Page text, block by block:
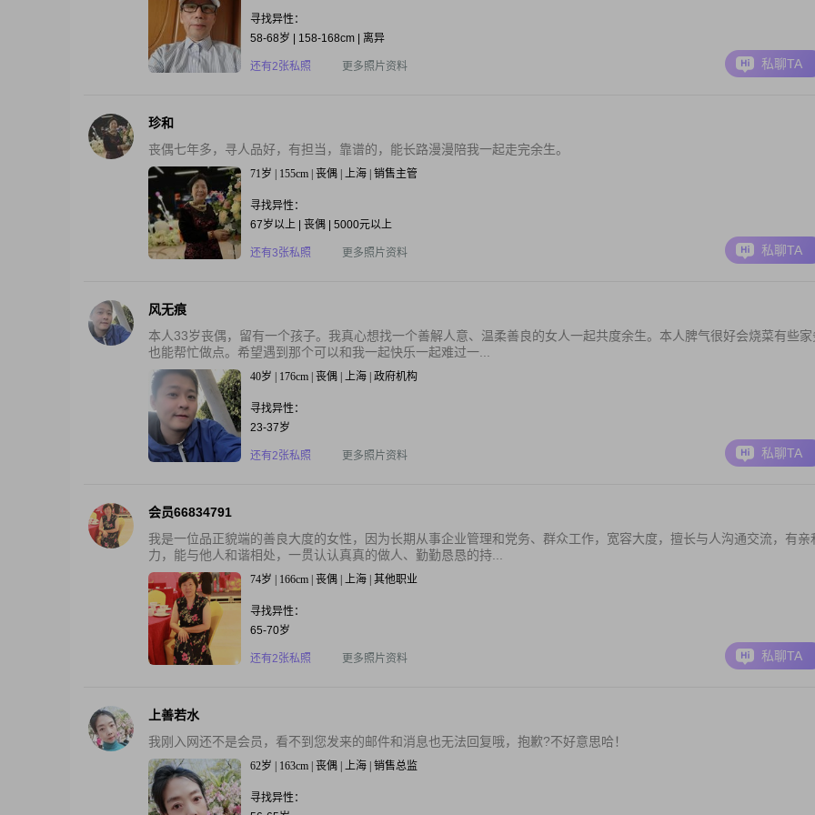
寻找异性：
58-68岁 | 158-168cm | 离异
还有2张私照 更多照片资料 私聊TA
珍和
丧偶七年多，寻人品好，有担当，靠谱的，能长路漫漫陪我一起走完余生。
71岁 | 155cm | 丧偶 | 上海 | 销售主管
寻找异性：
67岁以上 | 丧偶 | 5000元以上
还有3张私照 更多照片资料 私聊TA
风无痕
本人33岁丧偶，留有一个孩子。我真心想找一个善解人意、温柔善良的女人一起共度余生。本人脾气很好会烧菜有些家
也能帮忙做点。希望遇到那个可以和我一起快乐一起难过一...
40岁 | 176cm | 丧偶 | 上海 | 政府机构
寻找异性：
23-37岁
还有2张私照 更多照片资料 私聊TA
会员66834791
我是一位品正貌端的善良大度的女性，因为长期从事企业管理和党务、群众工作，宽容大度，擅长与人沟通交流，有亲
力，能与他人和谐相处，一贯认认真真的做人、勤勤恳恳的持...
74岁 | 166cm | 丧偶 | 上海 | 其他职业
寻找异性：
65-70岁
还有2张私照 更多照片资料 私聊TA
上善若水
我刚入网还不是会员，看不到您发来的邮件和消息也无法回复哦，抱歉?不好意思哈！
62岁 | 163cm | 丧偶 | 上海 | 销售总监
寻找异性：